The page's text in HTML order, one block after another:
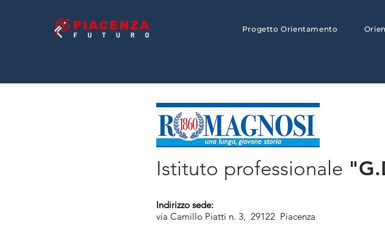
Progetto Orientamento
Istituto professionale
Indirizzo sede:
via Camillo Piatti n. 3, 29122 Piacenza